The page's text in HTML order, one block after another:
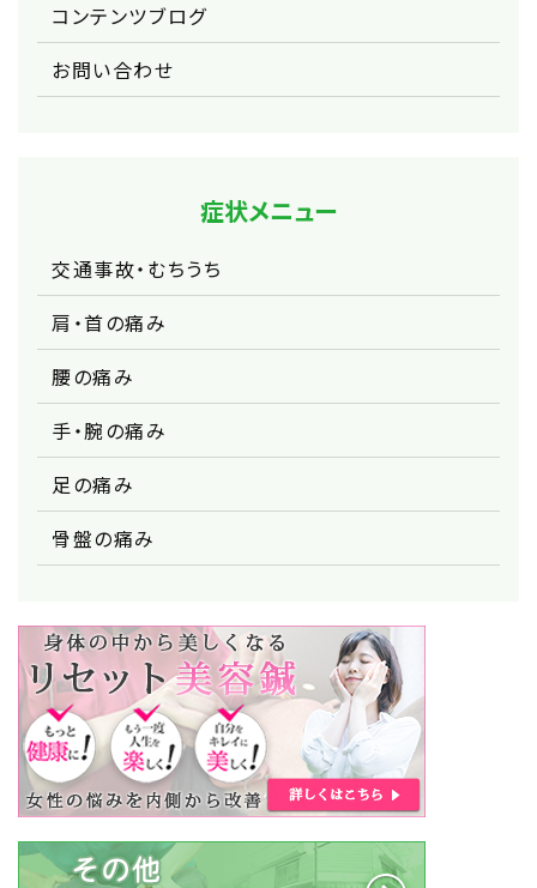
コンテンツブログ
お問い合わせ
症状メニュー
交通事故・むちうち
肩・首の痛み
腰の痛み
手・腕の痛み
足の痛み
骨盤の痛み